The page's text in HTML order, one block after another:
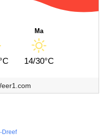
Ma
14/30°C
Dreef